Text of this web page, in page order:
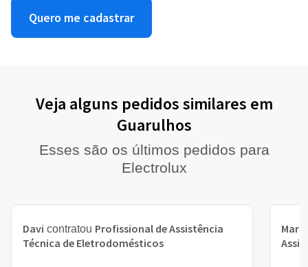
Quero me cadastrar
Veja alguns pedidos similares em
Guarulhos
Esses são os últimos pedidos para
Electrolux
Davi contratou Profissional de Assistência
Técnica de Eletrodomésticos